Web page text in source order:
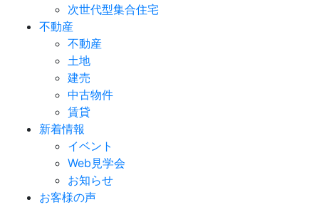
次世代型集合住宅
不動産
不動産
土地
建売
中古物件
賃貸
新着情報
イベント
Web見学会
お知らせ
お客様の声